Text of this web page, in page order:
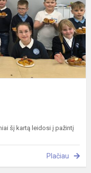
šį kartą leidosi į pažintį
Plačiau